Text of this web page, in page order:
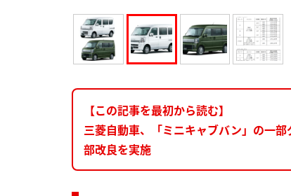
【この記事を最初から読む】
三菱自動車、「ミニキャブバン」の一
部改良を実施